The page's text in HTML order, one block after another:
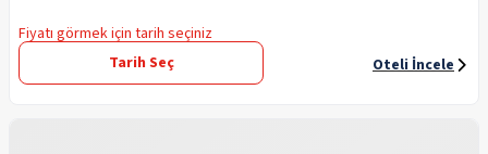
Fiyatı görmek için tarih seçiniz
Tarih Seç
Oteli İncele